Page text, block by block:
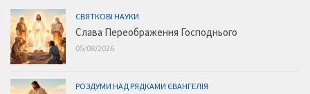
СВЯТКОВІ НАУКИ
Слава Переображення Господнього
05/08/2026
РОЗДУМИ НАД РЯДКАМИ ЄВАНГЕЛІЯ